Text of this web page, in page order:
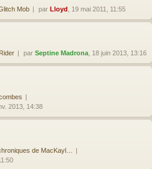
Mob par Lloyd , 19 mai 2011, 11:55
par Septine Madrona , 18 juin 2013, 13:16
2013, 14:38
de MacKayl…